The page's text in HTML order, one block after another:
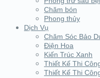
Chăm bón
Phong thủy
Dịch Vụ
Chăm Sóc Bảo
Điện Hoa
Kiến Trúc Xanh
Thiết Kế Thi
Thiết Kế Thi